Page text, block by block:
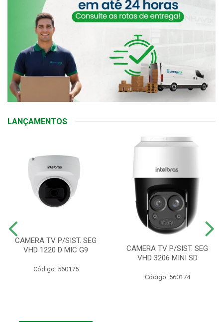
LANÇAMENTOS
CAMERA TV P/SIST. SEG
VHD 1220 D MIC G9
Código: 560175
CAMERA TV P/SIST. SEG
VHD 3206 MINI SD
Código: 560174